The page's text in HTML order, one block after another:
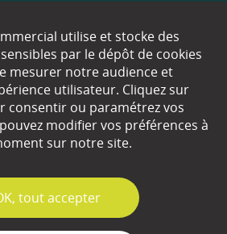
Partenaires
Espace Presse
Plan du site
Mentions légales
utilise et stocke des
par le dépôt de cookies
mesurer notre audience et
utilisateur. Cliquez sur
consentir ou paramétrez vos
modifier vos préférences à
sur notre site.
tout accepter